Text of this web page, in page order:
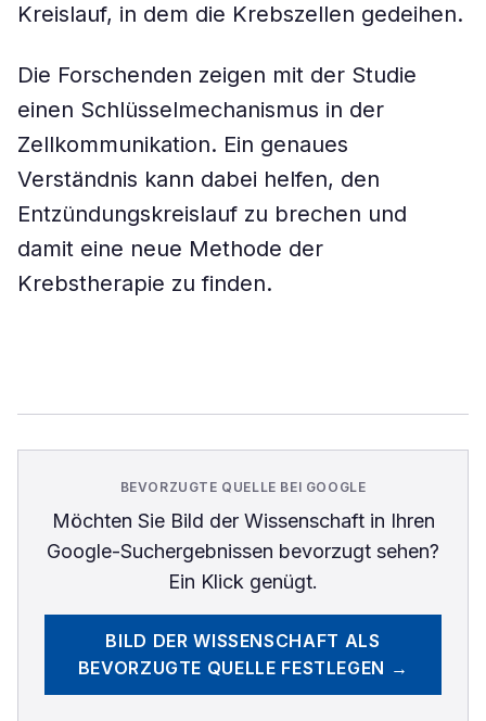
Kreislauf, in dem die Krebszellen gedeihen.
Die Forschenden zeigen mit der Studie
einen Schlüsselmechanismus in der
Zellkommunikation. Ein genaues
Verständnis kann dabei helfen, den
Entzündungskreislauf zu brechen und
damit eine neue Methode der
Krebstherapie zu finden.
BEVORZUGTE QUELLE BEI GOOGLE
Möchten Sie Bild der Wissenschaftin Ihren
Google-Suchergebnissen bevorzugt sehen?
Ein Klick genügt.
BILD DER WISSENSCHAFT ALS
BEVORZUGTE QUELLE FESTLEGEN →